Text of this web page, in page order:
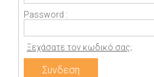
Password :
Ξεχάσατε τον κωδικό σας;